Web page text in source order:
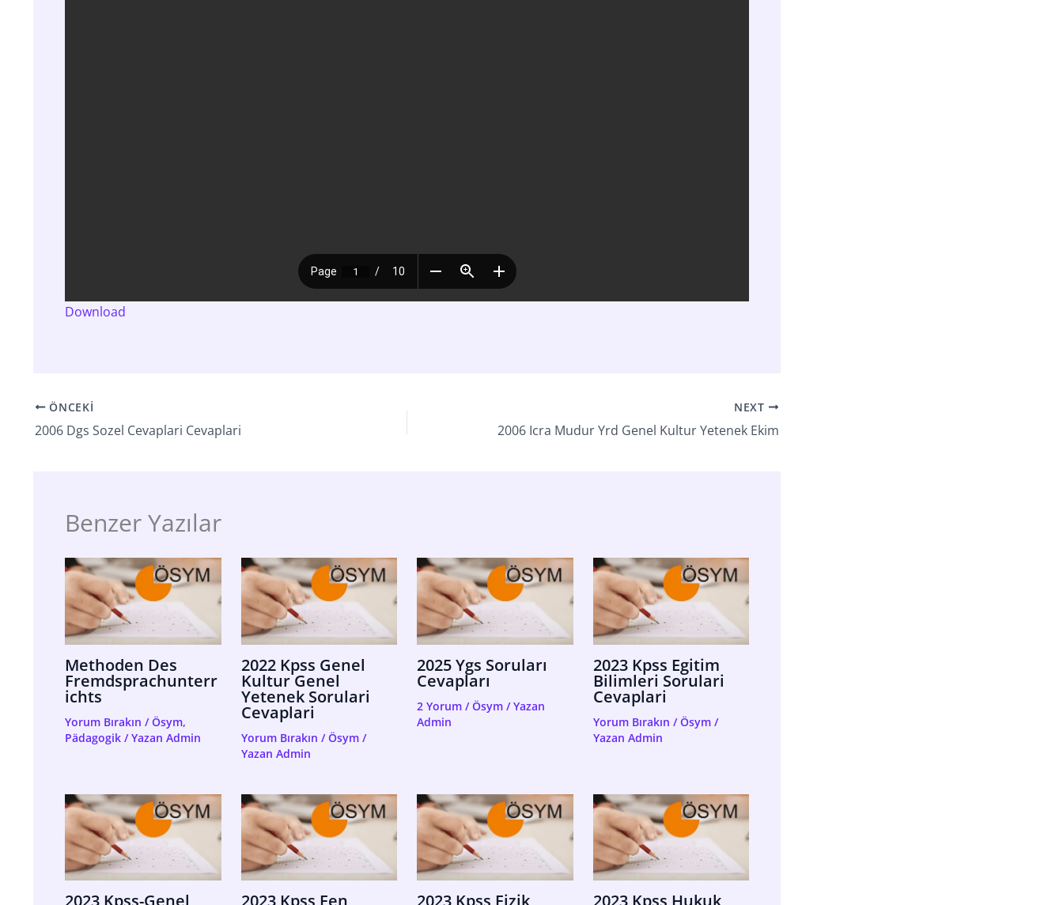
Download
ÖNCEKI
2006 Dgs Sozel Cevaplari Cevaplari
NEXT
2006 Icra Mudur Yrd Genel Kultur Yetenek Ekim
Benzer Yazılar
Methoden Des
Fremdsprachunterr
Ichts
Yorum Bırakın /Ösym,
Pädagogik / Yazan Admin
2022 Kpss Genel
Kultur Genel
Yetenek Sorulari
Cevaplari
Yorum Bırakın /Ösym/
Yazan Admin
2025 Ygs Soruları
Cevapları
2 Yorum /Ösym / Yazan
Admin
2023 Kpss Egitim
Bilimleri Sorulari
Cevaplari
Yorum Bırakın /Ösym/
Yazan Admin